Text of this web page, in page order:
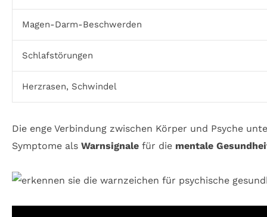
Magen-Darm-Beschwerden
Schlafstörungen
Herzrasen, Schwindel
Die enge Verbindung zwischen Körper und Psyche
Symptome als Warnsignale für die mentale